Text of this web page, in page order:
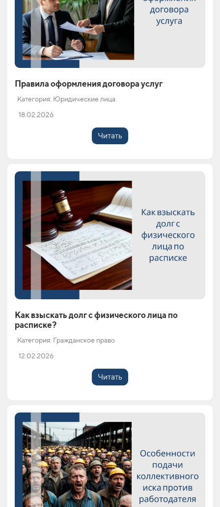
Правила оформления договора услуг
Категория: Юридические лица
18.02.2026
Читать
Как взыскать долг с физического лица по
расписке?
Категория: Гражданское право
12.02.2026
Читать